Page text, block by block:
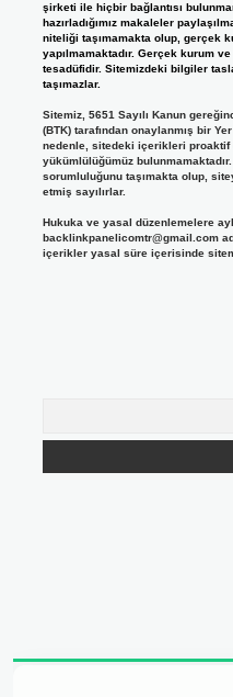
şirketi ile hiçbir bağlantısı
hazırladığımız makaleler
niteliği taşımamakta olup, gerçek
yapılmamaktadır. Gerçek kurum
tesadüfidir. Sitemizdeki bilgiler
taşımazlar.
Sitemiz, 5651 Sayılı Kanun
(BTK) tarafından onaylanmış bir
nedenle, sitedeki içerikleri proaktif
yükümlülüğümüz
sorumluluğunu taşımakta olup,
etmiş sayılırlar.
Hukuka ve yasal düzenlemelere
backlinkpanelicomtr@gmail.com
içerikler yasal süre içerisinde